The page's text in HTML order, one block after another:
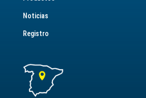
Noticias
Registro